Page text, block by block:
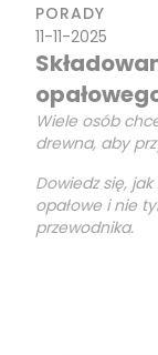
PORADY
11-11-2025
Wiele osób
drewna, aby
Dowiedz się,
opałowe i nie
przewodnika.